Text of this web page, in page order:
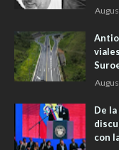
De
con